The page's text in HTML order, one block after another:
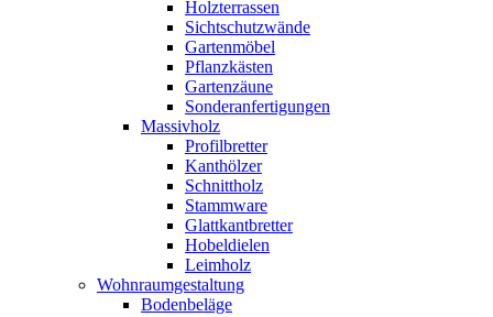
Holzterrassen
Sichtschutzwände
Gartenmöbel
Pflanzkästen
Gartenzäune
Sonderanfertigungen
Massivholz
Profilbretter
Kanthölzer
Schnittholz
Stammware
Glattkantbretter
Hobeldielen
Leimholz
Wohnraumgestaltung
Bodenbeläge